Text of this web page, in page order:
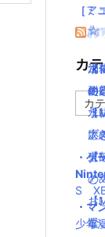
［ア
［
お
【
の
【
大
【
の
【
な
水
め
水
プ
東
と
お
選
☆
ニ
使
☆
消
耐
ラ
応
☆
カ
テ
・ゲ
S
・マ
少年